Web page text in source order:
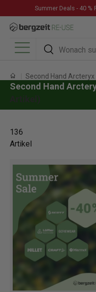
DIREKT ZUM INHALT
Summer Deals - 40 %
Suchen
Suchen
Menü
Second Hand
Second Hand
136
Artikel